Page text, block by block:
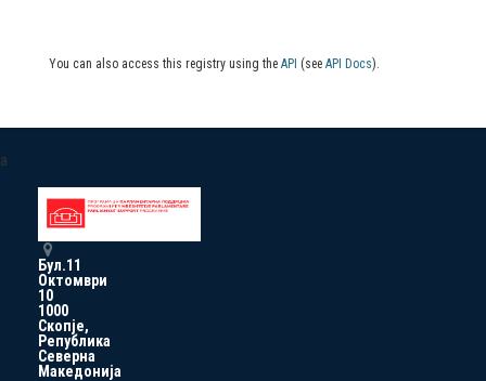
You can also access this registry using the API (see API Docs).
a
Бул.11
Октомври
10
1000
Скопје,
Република
Северна
Македонија